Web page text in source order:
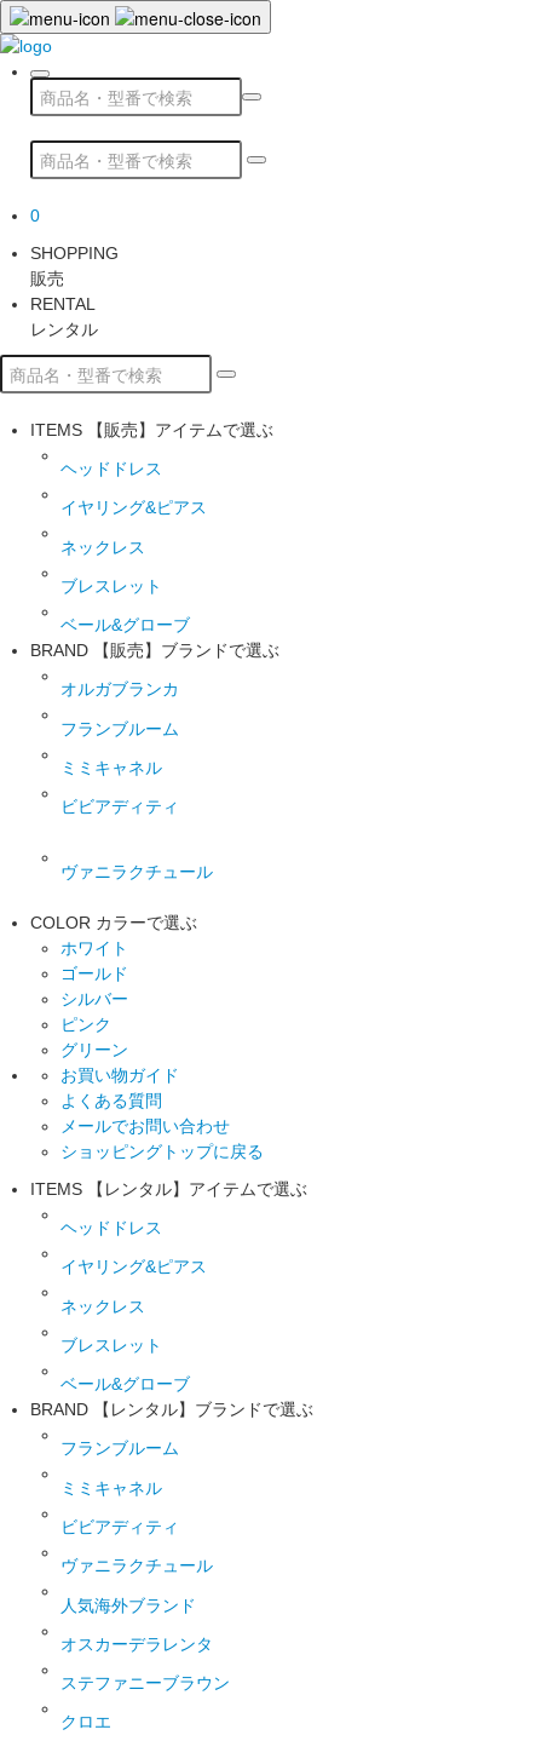
0
SHOPPING
販売
RENTAL
レンタル
ITEMS 【販売】アイテムで選ぶ
ヘッドドレス
イヤリング&ピアス
ネックレス
ブレスレット
ベール&グローブ
BRAND
【販売】ブランドで選ぶ
オルガブランカ
フランブルーム
ミミキャネル
ビビアディティ
ヴァニラクチュール
COLOR カラーで選ぶ
ホワイト
ゴールド
シルバー
ピンク
グリーン
お買い物ガイド
よくある質問
メールでお問い合わせ
ショッピングトップに戻る
ITEMS
【レンタル】アイテムで選ぶ
ヘッドドレス
イヤリング&ピアス
ネックレス
ブレスレット
ベール&グローブ
BRAND
【レンタル】ブランドで選ぶ
フランブルーム
ミミキャネル
ビビアディティ
ヴァニラクチュール
人気海外ブランド
オスカーデラレンタ
ステファニーブラウン
クロエ